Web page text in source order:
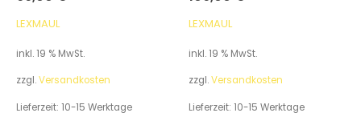
LEXMAUL
inkl. 19 % MwSt.
zzgl.Versandkosten
Lieferzeit: 10-15 Werktage
LEXMAUL
inkl. 19 % MwSt.
zzgl.Versandkosten
Lieferzeit: 10-15 Werktage